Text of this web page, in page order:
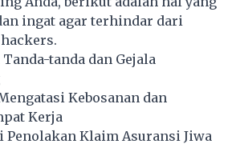
ingat agar terhindar dari
tanda dan Gejala
Kebosanan dan
Kerja
Penolakan Klaim Asuransi Jiwa